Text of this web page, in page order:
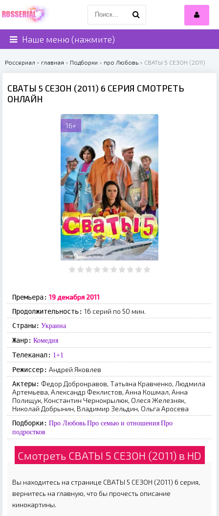
Наше меню (нажмите)
Россериал - главная » Подборки » про Любовь » СВАТЫ 5 СЕЗОН (2011)
СВАТЫ 5 СЕЗОН (2011) 6 СЕРИЯ СМОТРЕТЬ
ОНЛАЙН
16+
Премьера: 19 декабря 2011
Продолжительность: 16 серий по 50 мин.
Страны: Украина
Жанр: Комедия
Телеканал: 1+1
Режиссер: Андрей Яковлев
Актеры: Федор Добронравов, Татьяна Кравченко, Людмила
Артемьева, Александр Феклистов, Анна Кошмал, Анна
Полищук, Константин Чернокрылюк, Олеся Железняк,
Николай Добрынин, Владимир Зельдин, Ольга Аросева
Подборки: Про Любовь Про семью и отношения Про
подростков
Смотреть СВАТЫ 5 СЕЗОН (2011) в HD
Вы находитесь на странице СВАТЫ 5 СЕЗОН (2011) 6 серия,
вернитесь на главную, что бы прочесть описание
кинокартины.